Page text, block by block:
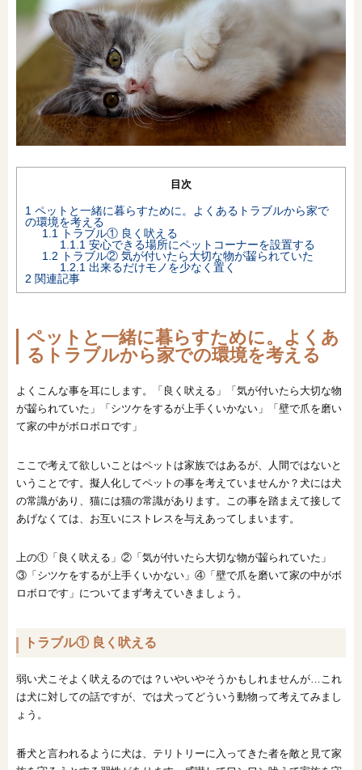
目次
1 ペットと一緒に暮らすために。よくあるトラブルから家で
の環境を考える
1.1
トラブル① 良く吠える
1.1.1 安心できる場所にペットコーナーを設置する
1.2 トラブル② 気が付いたら大切な物が齧られていた
1.2.1 出来るだけモノを少なく置く
2 関連記事
ペットと一緒に暮らすために。よくあ
るトラブルから家での環境を考える
よくこんな事を耳にします。「良く吠える」「気が付いたら大切な物
が齧られていた」「シツケをするが上手くいかない」「壁で爪を磨い
て家の中がボロボロです」
ここで考えて欲しいことはペットは家族ではあるが、人間ではないと
いうことです。擬人化してペットの事を考えていませんか？犬には犬
の常識があり、猫には猫の常識があります。この事を踏まえて接して
あげなくては、お互いにストレスを与えあってしまいます。
上の①「良く吠える」②「気が付いたら大切な物が齧られていた」
③「シツケをするが上手くいかない」④「壁で爪を磨いて家の中がボ
ロボロです」についてまず考えていきましょう。
トラブル① 良く吠える
弱い犬こそよく吠えるのでは？いやいやそうかもしれませんが…これ
は犬に対しての話ですが、では犬ってどういう動物って考えてみまし
ょう。
番犬と言われるように犬は、テリトリーに入ってきた者を敵と見て家